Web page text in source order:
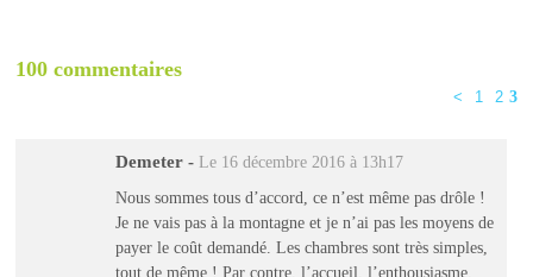
100 commentaires
< 1 2 3
Demeter - Le 16 décembre 2016 à 13h17
Nous sommes tous d’accord, ce n’est même pas drôle !
Je ne vais pas à la montagne et je n’ai pas les moyens de
payer le coût demandé. Les chambres sont très simples,
tout de même ! Par contre, l’accueil, l’enthousiasme,